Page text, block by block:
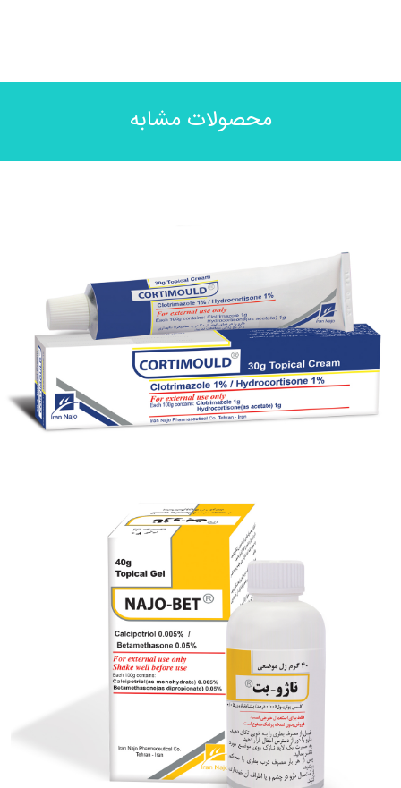
محصولات مشابه
کرم موضعی کورتی مولد® (کلوتریمازول / هیدروکورتیزون)
بزرگنمایی توضیحات بیشتر